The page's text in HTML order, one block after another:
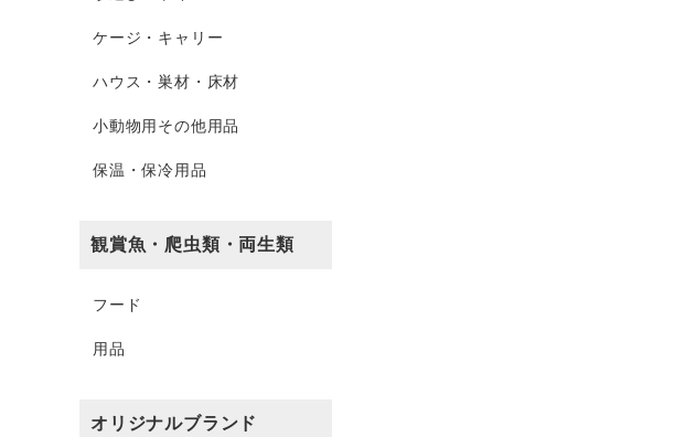
ケージ・キャリー
ハウス・巣材・床材
小動物用その他用品
保温・保冷用品
観賞魚・爬虫類・両生類
フード
用品
オリジナルブランド